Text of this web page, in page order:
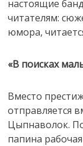
настоящие
читателям:
юмора,
«В поисках
Вместо
отправляется
Цыпнаволок.
папина